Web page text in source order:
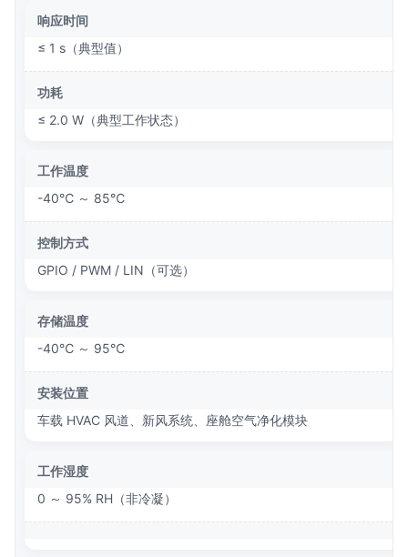
响应时间
≤ 1 s（典型值）
功耗
≤ 2.0 W（典型工作状态）
工作温度
-40℃ ～ 85℃
控制方式
GPIO / PWM / LIN（可选）
存储温度
-40℃ ～ 95℃
安装位置
车载 HVAC 风道、新风系统、座舱空气净化模块
工作湿度
0 ～ 95% RH（非冷凝）